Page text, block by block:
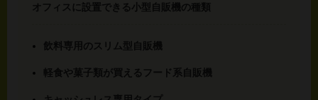
オフィスに設置できる小型自販機の種類
飲料専用のスリム型自販機
軽食や菓子類が買えるフード系自販機